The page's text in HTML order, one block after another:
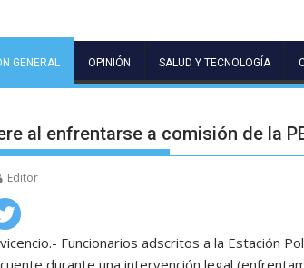
GENERAL OPINIÓN SALUD Y TECNOLOGÍA
al enfrentarse a comisión de la
Editor
Funcionarios adscritos a la Estación
durante una intervención legal